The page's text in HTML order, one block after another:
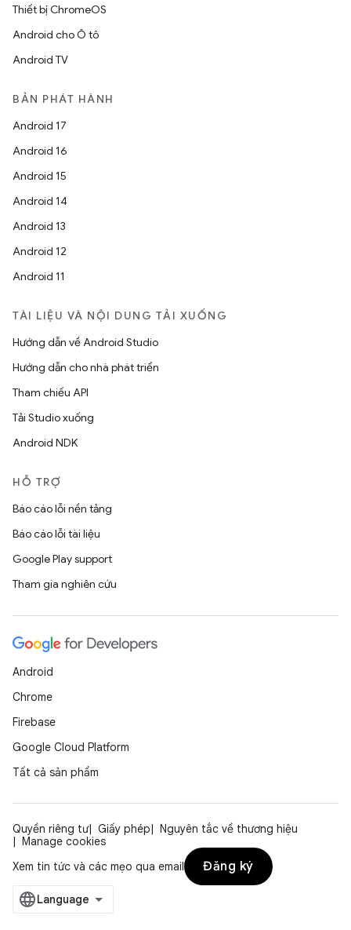
Thiết bị ChromeOS
Android cho Ô tô
Android TV
BẢN PHÁT HÀNH
Android 17
Android 16
Android 15
Android 14
Android 13
Android 12
Android 11
TÀI LIỆU VÀ NỘI DUNG TẢI XUỐNG
Hướng dẫn về Android Studio
Hướng dẫn cho nhà phát triển
Tham chiếu API
Tải Studio xuống
Android NDK
HỖ TRỢ
Báo cáo lỗi nền tảng
Báo cáo lỗi tài liệu
Google Play support
Tham gia nghiên cứu
Android
Chrome
Firebase
Google Cloud Platform
Tất cả sản phẩm
Quyền riêng tư Giấy phép
Nguyên tắc về thương hiệu
Manage cookies
Xem tin tức và các mẹo qua email
Đăng ký